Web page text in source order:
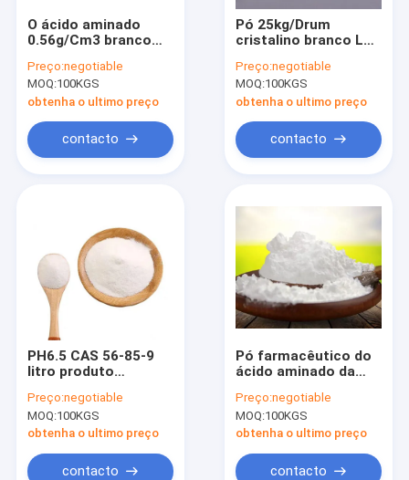
O ácido aminado
0.56g/Cm3 branco
27-2 litro HCL da
lisina
Preço:negotiable
MOQ:100KGS
obtenha o ultimo preço
contacto
Pó 25kg/Drum
cristalino branco L
ácido aminado de
CAS 56-86-0
Preço:negotiable
MOQ:100KGS
obtenha o ultimo preço
contacto
PH6.5 CAS 56-85-9
litro produto
realçadores da
nutrição do pó da
glutamina
Preço:negotiable
MOQ:100KGS
obtenha o ultimo preço
contacto
Pó farmacêutico do
ácido aminado da
ácido Glutamic
Preço:negotiable
MOQ:100KGS
obtenha o ultimo preço
contacto